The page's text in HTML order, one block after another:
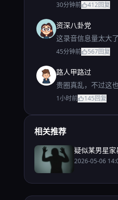
30分钟前 412回复
资深八卦党
这录音信息量太大
45分钟前 567回复
路人甲路过
贵圈真乱，不过这
1小时前 145回复
相关推荐
疑似某男星
2026-05-06